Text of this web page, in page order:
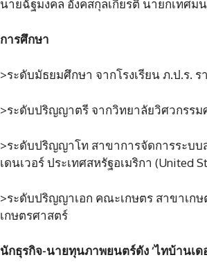
นายฉัฐมงคล อังคสกุลเกียรติ นายกเทศม
การศึกษา
>ระดับมัธยมศึกษา จากโรงเรียน ภ.ป.ร.
>ระดับปริญญาตรี จากวิทยาลัยวิศวกรรม
>ระดับปริญญาโท สาขาการจัดการระบบ
เดนเวอร์ ประเทศสหรัฐอเมริกา (United
>ระดับปริญญาเอก คณะเกษตร สาขาเก
เกษตรศาสตร์
นักธุรกิจ-นายทุนภาพยนตร์ดัง ‘ไทบ้านเด